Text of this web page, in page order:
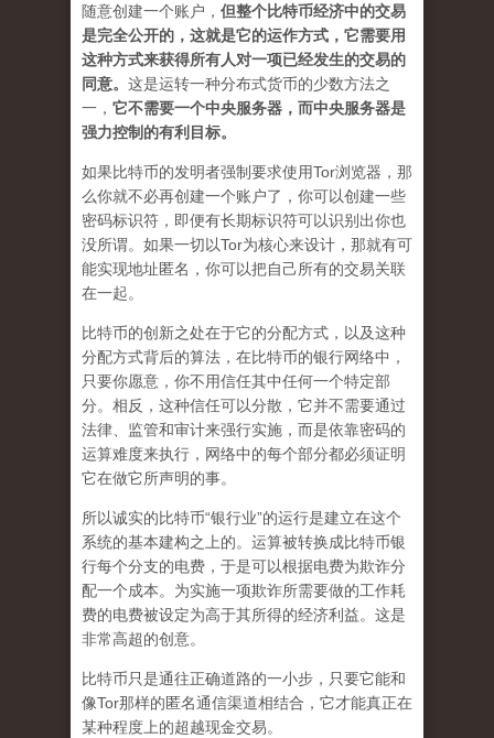
随意创建一个账户， 但整个比特币经济中的交易
是完全公开的，这就是它的运作方式，它需要用
这种方式来获得所有人对一项已经发生的交易的
同意。 这是运转一种分布式货币的少数方法之
一， 它不需要一个中央服务器，而中央服务器是
强力控制的有利目标。
如果比特币的发明者强制要求使用Tor浏览器，那
么你就不必再创建一个账户了，你可以创建一些
密码标识符，即便有长期标识符可以识别出你也
没所谓。如果一切以Tor为核心来设计，那就有可
能实现地址匿名，你可以把自己所有的交易关联
在一起。
比特币的创新之处在于它的分配方式，以及这种
分配方式背后的算法，在比特币的银行网络中，
只要你愿意，你不用信任其中任何一个特定部
分。相反，这种信任可以分散，它并不需要通过
法律、监管和审计来强行实施，而是依靠密码的
运算难度来执行，网络中的每个部分都必须证明
它在做它所声明的事。
所以诚实的比特币“银行业”的运行是建立在这个
系统的基本建构之上的。运算被转换成比特币银
行每个分支的电费，于是可以根据电费为欺诈分
配一个成本。为实施一项欺诈所需要做的工作耗
费的电费被设定为高于其所得的经济利益。这是
非常高超的创意。
比特币只是通往正确道路的一小步，只要它能和
像Tor那样的匿名通信渠道相结合，它才能真正在
某种程度上的超越现金交易。